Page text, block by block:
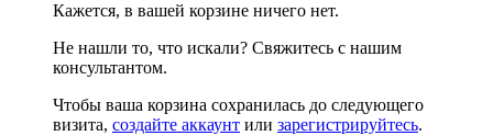
Кажется, в вашей корзине ничего нет.
Не нашли то, что искали? Свяжитесь с нашим
консультантом.
Чтобы ваша корзина сохранилась до следующего
визита, создайте аккаунт или зарегистрируйтесь.